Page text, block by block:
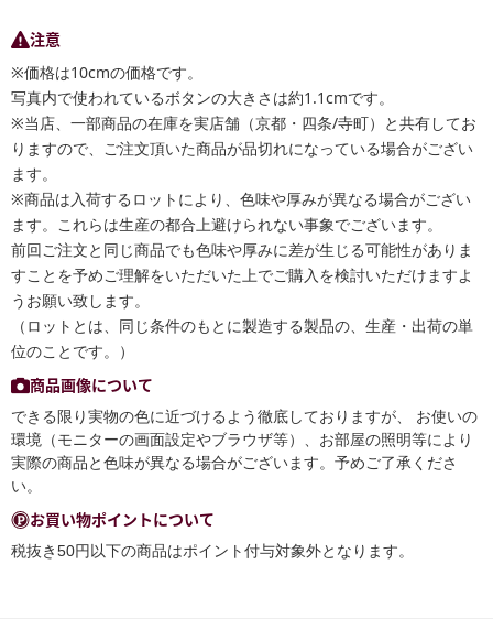
注意
※価格は10cmの価格です。
写真内で使われているボタンの大きさは約1.1cmです。
※当店、一部商品の在庫を実店舗（京都・四条/寺町）と共有してお
りますので、ご注文頂いた商品が品切れになっている場合がござい
ます。
※商品は入荷するロットにより、色味や厚みが異なる場合がござい
ます。これらは生産の都合上避けられない事象でございます。
前回ご注文と同じ商品でも色味や厚みに差が生じる可能性がありま
すことを予めご理解をいただいた上でご購入を検討いただけますよ
うお願い致します。
（ロットとは、同じ条件のもとに製造する製品の、生産・出荷の単
位のことです。）
商品画像について
できる限り実物の色に近づけるよう徹底しておりますが、 お使いの
環境（モニターの画面設定やブラウザ等）、お部屋の照明等により
実際の商品と色味が異なる場合がございます。予めご了承くださ
い。
お買い物ポイントについて
税抜き50円以下の商品はポイント付与対象外となります。